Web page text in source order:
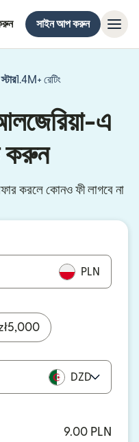
সাইন আপ করুন
1.4M+ রেটিং
এ
করুন
করলে কোনও ফী লাগবে না
PLN
5,000
DZD
9.00 PLN